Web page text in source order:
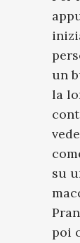
un
la
su
poi